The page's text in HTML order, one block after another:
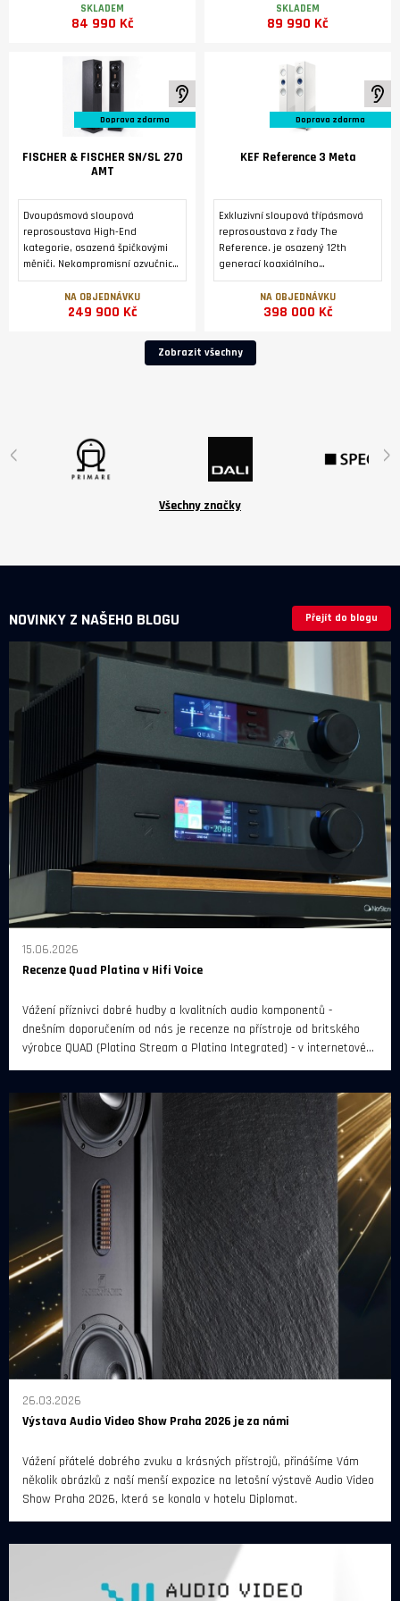
SKLADEM
84 990 Kč
převodníku DM36 a modulem
streameru SM35 Prisma.
SKLADEM
89 990 Kč
K poslechu ve studiu
Doprava zdarma
FISCHER & FISCHER SN/SL 270
AMT
Dvoupásmová sloupová
reprosoustava High-End
kategorie, osazená špičkovými
měniči. Nekompromisní ozvučnice
z masivní přírodní břidlice.
Zakázková výroba v Německu..
NA OBJEDNÁVKU
249 900 Kč
Doprava zdarma
KEF Reference 3 Meta
Exkluzivní sloupová třípásmová
reprosoustava z řady The
Reference. je osazený 12th
generací koaxiálního
reproduktoru Uni-Q® s
technologií MAT™ a dvojicí
basových reproduktorů o
uspořádaných kolem
reproduktoru Uni-Q .2 x 3 černé,
NA OBJEDNÁVKU
398 000 Kč
Zobrazit všechny
‹ ›
Všechny značky
NOVINKY Z NAŠEHO BLOGU Přejít do blogu
15.06.2026
Recenze Quad Platina v Hifi Voice
Vážení příznivci dobré hudby a kvalitních audio komponentů -
dnešním doporučením od nás je recenze na přístroje od britského
výrobce QUAD (Platina Stream a Platina Integrated) - v internetovém
magazínu Hifi Voice.
26.03.2026
Výstava Audio Video Show Praha 2026 je za námi
Vážení přátelé dobrého zvuku a krásných přístrojů, přinášíme Vám
několik obrázků z naší menší expozice na letošní výstavě Audio Video
Show Praha 2026, která se konala v hotelu Diplomat.